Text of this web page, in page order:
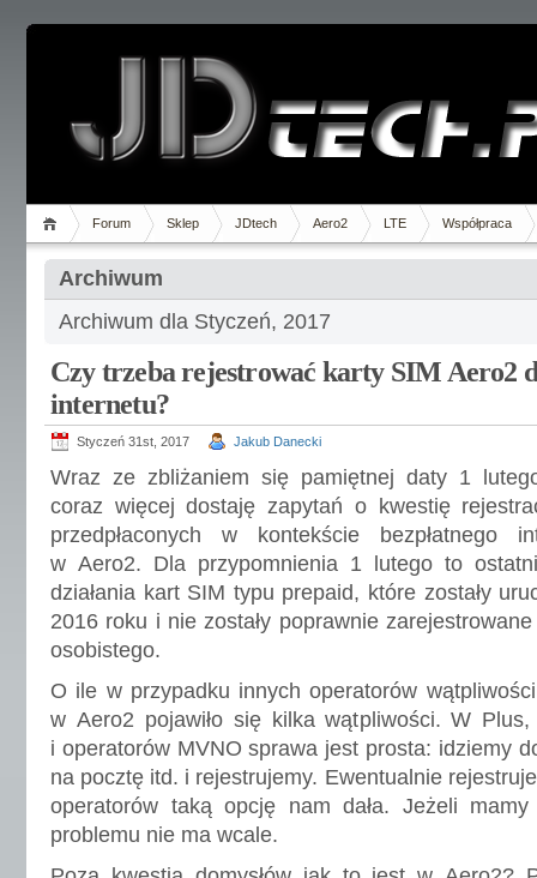
Forum Sklep JDtech Aero2 LTE Współpraca
Archiwum
Archiwum dla Styczeń, 2017
Czy trzeba rejestrować karty SIM Aero2
internetu?
Styczeń 31st, 2017 Jakub Danecki
Wraz ze zbliżaniem się pamiętnej daty 1
coraz więcej dostaję zapytań o kwestię
przedpłaconych w kontekście bezpłatnego
w Aero2. Dla przypomnienia 1 lutego to
działania kart SIM typu prepaid, które zostały
2016 roku i nie zostały poprawnie
osobistego.
O ile w przypadku innych operatorów
w Aero2 pojawiło się kilka wątpliwości. W
i operatorów MVNO sprawa jest prosta: idziemy
na pocztę itd. i rejestrujemy. Ewentualnie
operatorów taką opcję nam dała. Jeżeli mamy
problemu nie ma wcale.